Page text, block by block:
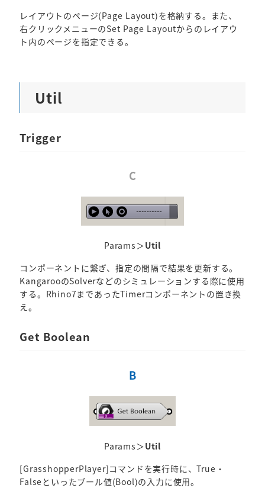
レイアウトのページ(Page Layout)を格納する。また、
右クリックメニューのSet Page Layoutからのレイアウ
ト内のページを指定できる。
Util
Trigger
C
Params＞Util
コンポーネントに繋ぎ、指定の間隔で結果を更新する。
KangarooのSolverなどのシミュレーションする際に使用
する。Rhino7まであったTimerコンポーネントの置き換
え。
Get Boolean
B
Params＞Util
[GrasshopperPlayer]コマンドを実行時に、True・
Falseといったブール値(Bool)の入力に使用。